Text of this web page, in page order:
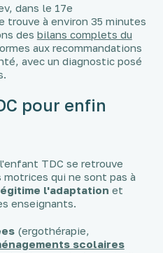
dans le 17e
trouve à environ 35 minutes
des bilans complets du
aux recommandations
avec un diagnostic posé
pour enfin
TDC se retrouve
qui ne sont pas à
l'adaptation et
enseignants.
(ergothérapie,
scolaires